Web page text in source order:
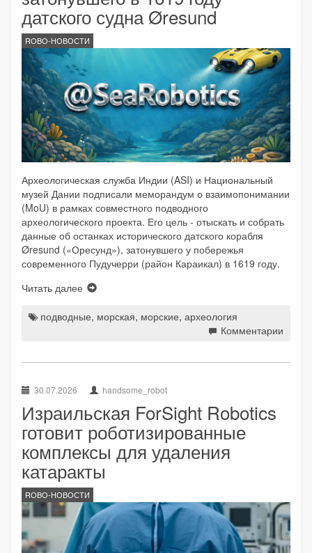
датского судна Øresund
ROBO-НОВОСТИ
Археологическая служба Индии (ASI) и Национальный
музей Дании подписали меморандум о взаимопонимании
(MoU) в рамках совместного подводного
археологического проекта. Его цель - отыскать и собрать
данные об останках исторического датского корабля
Øresund («Оресунд»), затонувшего у побережья
современного Пудучерри (район Караикал) в 1619 году.
Читать далее
подводные, морская, морские, археология
Комментарии
30.07.2026 handsome_robot
Израильская ForSight Robotics
готовит роботизированные
комплексы для удаления
катаракты
ROBO-НОВОСТИ